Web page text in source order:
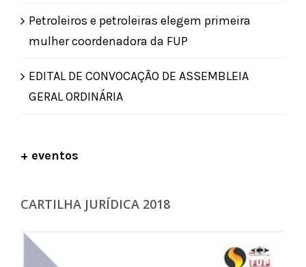
Petroleiros e petroleiras elegem primeira
mulher coordenadora da FUP
EDITAL DE CONVOCAÇÃO DE ASSEMBLEIA
GERAL ORDINÁRIA
+ eventos
CARTILHA JURÍDICA 2018